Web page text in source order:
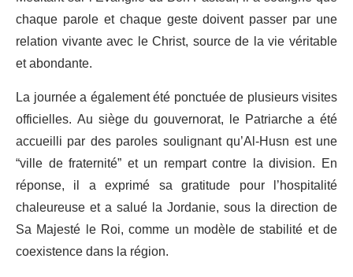
chaque parole et chaque geste doivent passer par une
relation vivante avec le Christ, source de la vie véritable
et abondante.
La journée a également été ponctuée de plusieurs visites
officielles. Au siège du gouvernorat, le Patriarche a été
accueilli par des paroles soulignant qu’Al-Husn est une
“ville de fraternité” et un rempart contre la division. En
réponse, il a exprimé sa gratitude pour l’hospitalité
chaleureuse et a salué la Jordanie, sous la direction de
Sa Majesté le Roi, comme un modèle de stabilité et de
coexistence dans la région.